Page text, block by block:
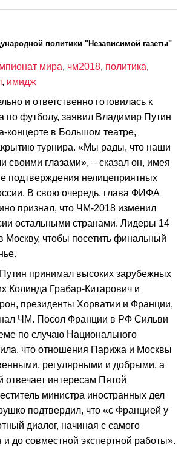
политики "Независимой газеты"
мира, чм2018, политика,
, имидж
и ответственно готовилась к
по футболу, заявил Владимир Путин
концерте в Большом театре,
турнира. «Мы рады, что наши
своими глазами», – сказал он, имея
подтверждения нелицеприятных
В свою очередь, глава ФИФА
признал, что ЧМ-2018 изменил
остальными странами. Лидеры 14
Москву, чтобы посетить финальный
принимал высоких зарубежных
Колинда Грабар-Китарович и
президенты Хорватии и Франции,
ЧМ. Посол Франции в РФ Сильви
по случаю Национального
что отношения Парижа и Москвы
регулярными и добрыми, а
отвечает интересам Пятой
министра иностранных дел
подтвердил, что «с Францией у
диалог, начиная с самого
и до совместной экспертной работы».